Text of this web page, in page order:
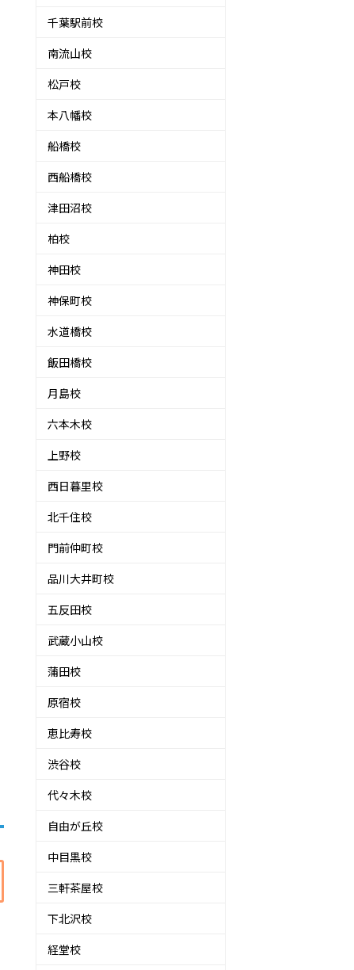
千葉駅前校
南流山校
松戸校
本八幡校
船橋校
西船橋校
津田沼校
柏校
神田校
神保町校
水道橋校
飯田橋校
月島校
六本木校
上野校
西日暮里校
北千住校
門前仲町校
品川大井町校
五反田校
武蔵小山校
蒲田校
原宿校
恵比寿校
渋谷校
代々木校
自由が丘校
中目黒校
三軒茶屋校
下北沢校
経堂校